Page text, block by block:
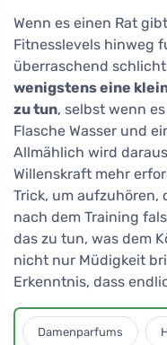
Wenn es einen Rat
Fitnesslevels hinweg
überraschend
wenigstens eine
zu tun, selbst wenn
Flasche Wasser und
Allmählich wird
Willenskraft mehr
Trick, um aufzuhören,
nach dem Training
das zu tun, was dem
nicht nur Müdigkeit
Erkenntnis, dass
Damenparfums